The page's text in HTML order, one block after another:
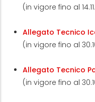
(in vigore fino al
Allegato Tecnico
(in vigore fino al
Allegato Tecnico
(in vigore fino al